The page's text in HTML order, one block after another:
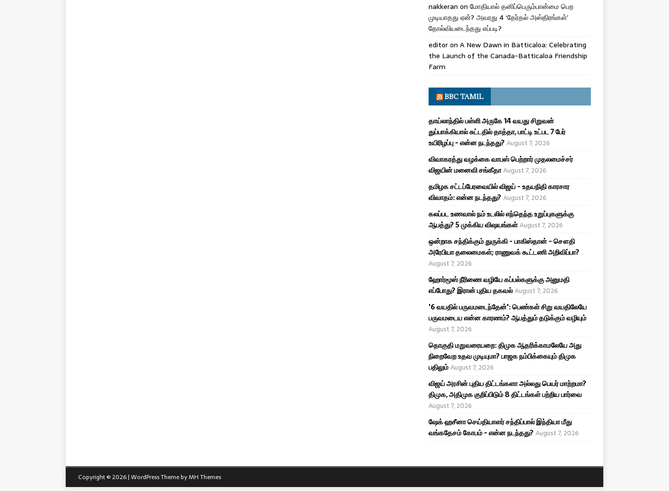
nakkeran on மோதியால் தனிப்பெரும்பான்மை பெற
முடியாதது ஏன்? அவரது 4 ‘தேர்தல் அஸ்திரங்கள்’
தோல்வியடைந்தது எப்படி?
editoron A New Dawn in Batticaloa: Celebrating
the Launch of the Canada-Batticaloa Friendship
Farm
BBC TAMIL
தாய்லாந்தில் பள்ளி அருகே 14 வயது சிறுவன்
துப்பாக்கியால் சுட்டதில் தாத்தா, பாட்டி உட்பட 7 பேர்
உயிரிழப்பு - என்ன நடந்தது? August 7, 2026
விவாகரத்து வழக்கை வாபஸ் பெற்றார் முதலமைச்சர்
விஜயின் மனைவி சங்கீதா August 7, 2026
தமிழக சட்டப்பேரவையில் விஜய் - உதயநிதி காரசார
விவாதம்: என்ன நடந்தது? August 7, 2026
கலப்பட உணவால் நம் உடலில் எந்தெந்த உறுப்புகளுக்கு
ஆபத்து? 5 முக்கிய விஷயங்கள் August 7, 2026
ஒன்றாக சந்திக்கும் துருக்கி - பாகிஸ்தான் - சௌதி
அரேபியா தலைமைகள்; ராணுவக் கூட்டணி அறிவிப்பா?
August 7, 2026
ஹோர்மூஸ் நீரிணை வழியே கப்பல்களுக்கு அனுமதி
எப்போது? இரான் புதிய தகவல் August 7, 2026
'6 வயதில் பருவமடைந்தேன்': பெண்கள் சிறு வயதிலேயே
பருவமடைய என்ன காரணம்? ஆபத்தும் தடுக்கும் வழியும்
August 7, 2026
தொகுதி மறுவரையறை: திமுக ஆதரிக்காமலேயே அது
நிறைவேற உதவ முடியுமா? பாஜக நம்பிக்கையும் திமுக
பதிலும் August 7, 2026
விஜய் அரசின் புதிய திட்டங்களா அல்லது பெயர் மாற்றமா?
திமுக, அதிமுக குறிப்பிடும் 8 திட்டங்கள் பற்றிய பார்வை
August 7, 2026
ஷேக் ஹசீனா செய்தியாளர் சந்திப்பால் இந்தியா மீது
வங்கதேசம் கோபம் - என்ன நடந்தது? August 7, 2026
Copyright © 2026 | WordPress Theme byMH Themes